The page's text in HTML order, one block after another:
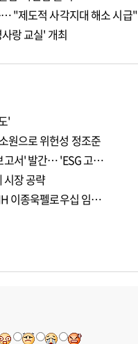
"제도적 사각지대 해소 시급"
랑 교실' 개최
'
원으로 위헌성 정조준
고서' 발간… 'ESG 고…
시장 공략
이종욱펠로우십 임…